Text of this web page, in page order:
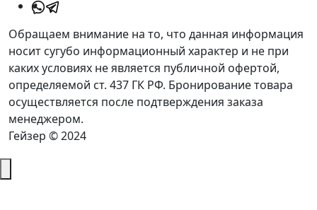
Обращаем внимание на то, что данная информация
носит сугубо информационный характер и не при
каких условиях не является публичной офертой,
определяемой ст. 437 ГК РФ. Бронирование товара
осуществляется после подтверждения заказа
менеджером.
Гейзер © 2024